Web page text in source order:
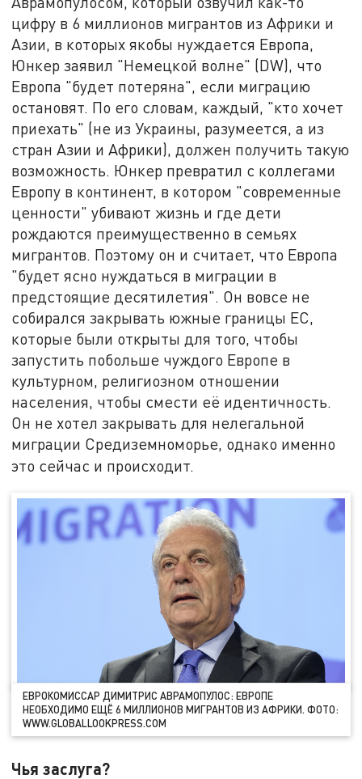
цифру в 6 миллионов мигрантов из Африки и
Азии, в которых якобы нуждается Европа,
Юнкер заявил "Немецкой волне" (DW), что
Европа "будет потеряна", если миграцию
остановят. По его словам, каждый, "кто хочет
приехать" (не из Украины, разумеется, а из
стран Азии и Африки), должен получить такую
возможность. Юнкер превратил с коллегами
Европу в континент, в котором "современные
ценности" убивают жизнь и где дети
рождаются преимущественно в семьях
мигрантов. Поэтому он и считает, что Европа
"будет ясно нуждаться в миграции в
предстоящие десятилетия". Он вовсе не
собирался закрывать южные границы ЕС,
которые были открыты для того, чтобы
запустить побольше чуждого Европе в
культурном, религиозном отношении
населения, чтобы смести её идентичность.
Он не хотел закрывать для нелегальной
миграции Средиземноморье, однако именно
это сейчас и происходит.
ЕВРОКОМИССАР ДИМИТРИС АВРАМОПУЛОС: ЕВРОПЕ
НЕОБХОДИМО ЕЩЁ 6 МИЛЛИОНОВ МИГРАНТОВ ИЗ АФРИКИ. ФОТО:
WWW.GLOBALLOOKPRESS.COM
Чья заслуга?